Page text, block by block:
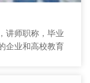
讲师职称，毕业
企业和高校教育